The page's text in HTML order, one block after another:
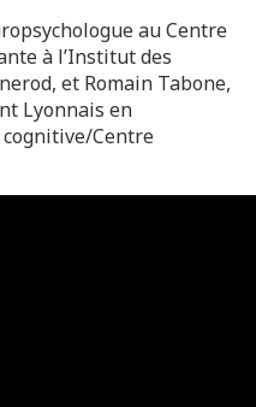
au Centre
à l’Institut des
et Romain Tabone,
Lyonnais en
Centre